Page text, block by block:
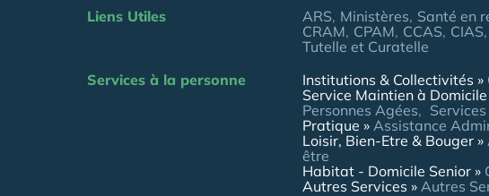
Liens Utiles
ARS Ministères Santé en
CRAM CPAM CCAS CIAS
Tutelle et Curatelle
Services à la personne
Institutions & Collectivités
Service Maintien à Domicile
Personnes Agées
Pratique
Assistance
Loisir, Bien-Etre & Bouger
être
Habitat - Domicile Senior
Autres Services
Autres